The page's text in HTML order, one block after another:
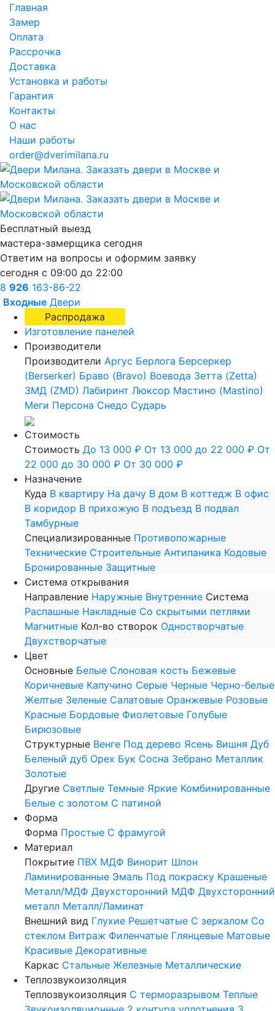
Главная
Замер
Оплата
Рассрочка
Доставка
Установка и работы
Гарантия
Контакты
О нас
Наши работы
order@dverimilana.ru
Бесплатный выезд
мастера-замерщика сегодня
Ответим на вопросы и оформим заявку
сегодня с 09:00 до 22:00
8 926 163-86-22
Входные Двери
Распродажа
Изготовление панелей
Производители
Производители Аргус Берлога Берсеркер
(Berserker) Браво (Bravo) Воевода Зетта (Zetta)
ЗМД (ZMD) Лабиринт Люксор Мастино (Mastino)
Меги Персона Снедо Сударь
Стоимость
Стоимость До 13 000 ₽ От 13 000 до 22 000 ₽ От
22 000 до 30 000 ₽ От 30 000 ₽
Назначение
Куда В квартиру На дачу В дом В коттедж В офис
В коридор В прихожую В подъезд В подвал
Тамбурные
Специализированные Противопожарные
Технические Строительные Антипаника Кодовые
Бронированные Защитные
Система открывания
Направление Наружные Внутренние Система
Распашные Накладные Со скрытыми петлями
Магнитные Кол-во створок Одностворчатые
Двухстворчатые
Цвет
Основные Белые Слоновая кость Бежевые
Коричневые Капучино Серые Черные Черно-белые
Желтые Зеленые Салатовые Оранжевые Розовые
Красные Бордовые Фиолетовые Голубые
Бирюзовые
Структурные Венге Под дерево Ясень Вишня Дуб
Беленый дуб Орех Бук Сосна Зебрано Металлик
Золотые
Другие Светлые Темные Яркие Комбинированные
Белые с золотом С патиной
Форма
Форма Простые С фрамугой
Материал
Покрытие ПВХ МДФ Винорит Шпон
Ламинированные Эмаль Под покраску Крашеные
Металл/МДФ Двухсторонний МДФ Двухсторонний
металл Металл/Ламинат
Внешний вид Глухие Решетчатые С зеркалом Со
стеклом Витраж Филенчатые Глянцевые Матовые
Красивые Декоративные
Каркас Стальные Железные Металлические
Теплозвукоизоляция
Теплозвукоизоляция С терморазрывом Теплые